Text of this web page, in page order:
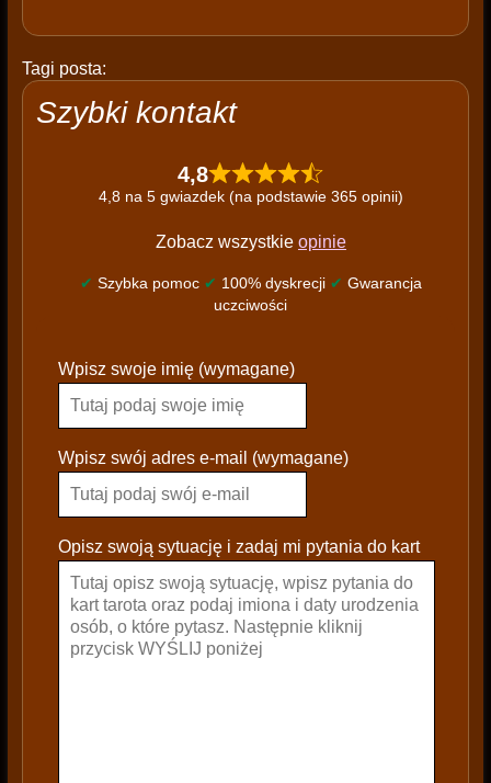
Tagi posta:
Szybki kontakt
4,8
4,8 na 5 gwiazdek (na podstawie 365 opinii)
Zobacz wszystkie opinie
✔ Szybka pomoc ✔ 100% dyskrecji ✔ Gwarancja
uczciwości
l
a
s
e
a
Wpisz swoje imię (wymagane)
Wpisz swój adres e-mail (wymagane)
Opisz swoją sytuację i zadaj mi pytania do kart